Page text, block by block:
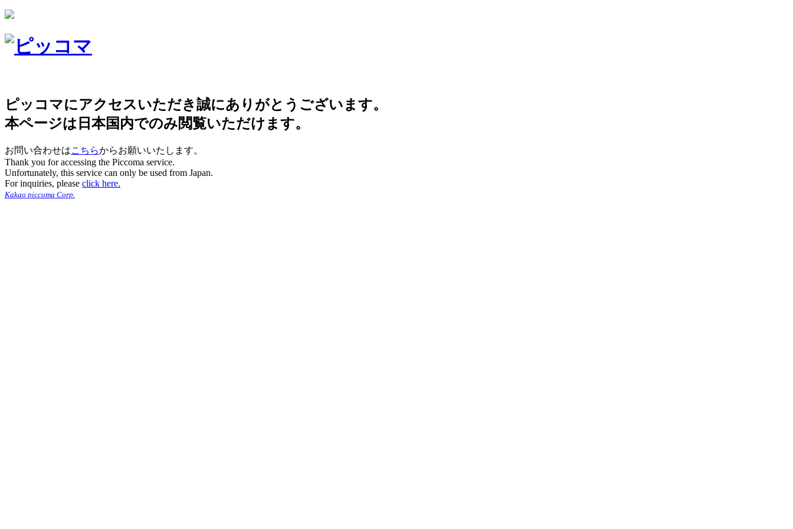
ピッコマにアクセスいただき誠にありがとうございます。
本ページは日本国内でのみ閲覧いただけます。
お問い合わせはこちらからお願いいたします。
Thank you for accessing the Piccoma service.
Unfortunately, this service can only be used from Japan.
For inquiries, please click here.
Kakao piccoma Corp.